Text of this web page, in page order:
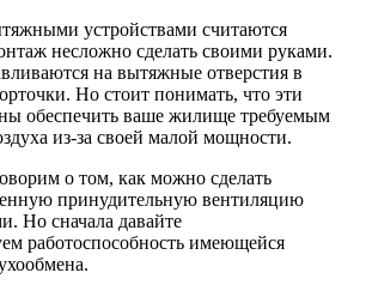
устройствами считаются
несложно сделать своими руками.
на вытяжные отверстия в
Но стоит понимать, что эти
обеспечить ваше жилище требуемым
из-за своей малой мощности.
о том, как можно сделать
принудительную вентиляцию
Но сначала давайте
работоспособность имеющейся